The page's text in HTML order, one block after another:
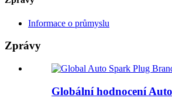
Informace o průmyslu
Zprávy
Globální hodnocení